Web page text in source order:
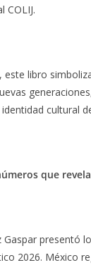
COLIJ.
este libro
cultural
que
Gaspar presentó
2026. México